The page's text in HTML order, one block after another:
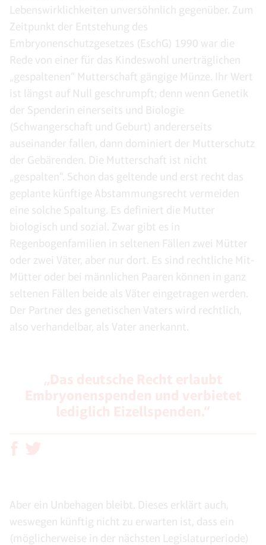
Lebenswirklichkeiten unversöhnlich gegenüber. Zum
Zeitpunkt der Entstehung des
Embryonenschutzgesetzes (EschG) 1990 war die
Rede von einer für das Kindeswohl unerträglichen
„gespaltenen“ Mutterschaft gängige Münze. Ihr Wert
ist längst auf Null geschrumpft; denn wenn Genetik
der Spenderin einerseits und Biologie
(Schwangerschaft und Geburt) andererseits
auseinander fallen, dann dominiert der Mutterschutz
der Gebärenden. Die Mutterschaft ist nicht
„gespalten“. Schon das geltende und erst recht das
geplante künftige Abstammungsrecht vermeiden
eine solche Spaltung. Es definiert die Mutter
biologisch und sozial. Zwar gibt es in
Regenbogenfamilien in seltenen Fällen zwei Mütter
oder zwei Väter, aber nur dort. Es sind rechtliche Mit-
Mütter oder bei männlichen Paaren können in ganz
seltenen Fällen beide als Väter eingetragen werden.
Der Partner des genetischen Vaters wird rechtlich,
also verhandelbar, als Vater anerkannt.
Aber ein Unbehagen bleibt. Dieses erklärt auch,
weswegen künftig nicht zu erwarten ist, dass ein
(möglicherweise in der nächsten Legislaturperiode)